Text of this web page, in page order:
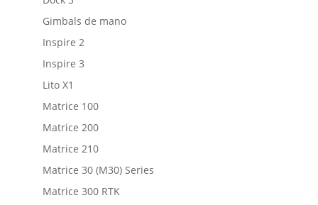
Gimbals de mano
Inspire 2
Inspire 3
Lito X1
Matrice 100
Matrice 200
Matrice 210
Matrice 30 (M30) Series
Matrice 300 RTK